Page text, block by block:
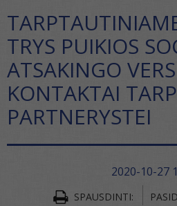
TRYS PUIKIOS
ATSAKINGO
KONTAKTAI
PARTNERYSTEI
2020-10-27
SPAUSDINTI: